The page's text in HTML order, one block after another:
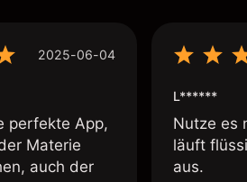
2025-06-04
perfekte App,
Materie
auch der
L******
Nutze es
läuft
aus.